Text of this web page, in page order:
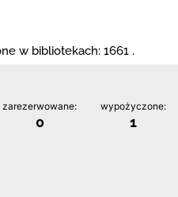
w bibliotekach: 1661 .
zarezerwowane:
0
wypożyczone:
1